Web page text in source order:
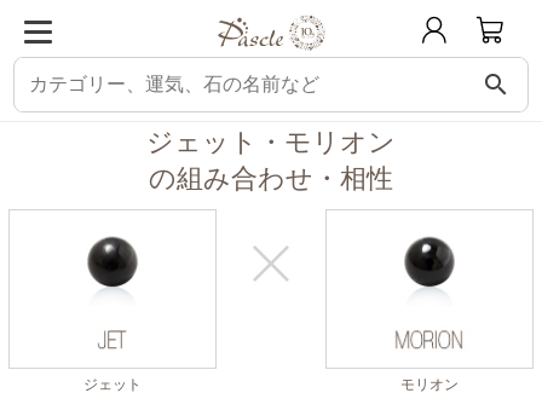
search
パスクル 組み合わせ・相性チェック ジェットと相性の良い石 ジェット
ジェット・モリオン
の組み合わせ・相性
ジェット モリオン